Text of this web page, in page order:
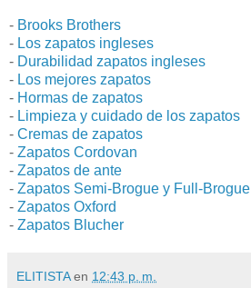
- Brooks Brothers
- Los zapatos ingleses
- Durabilidad zapatos ingleses
- Los mejores zapatos
- Hormas de zapatos
- Limpieza y cuidado de los zapatos
- Cremas de zapatos
- Zapatos Cordovan
- Zapatos de ante
- Zapatos Semi-Brogue y Full-Brogue
- Zapatos Oxford
- Zapatos Blucher
ELITISTA en 12:43 p. m.